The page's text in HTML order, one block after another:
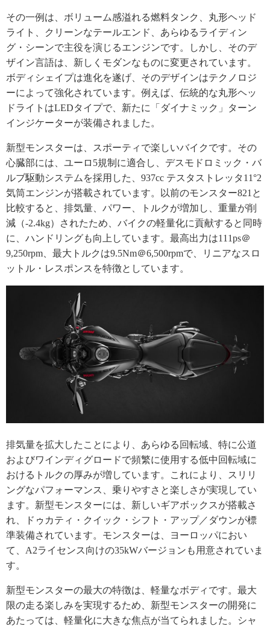
その一例は、ボリューム感溢れる燃料タンク、丸形ヘッド
ライト、クリーンなテールエンド、あらゆるライディン
グ・シーンで主役を演じるエンジンです。しかし、そのデ
ザイン言語は、新しくモダンなものに変更されています。
ボディシェイプは進化を遂げ、そのデザインはテクノロジ
ーによって強化されています。例えば、伝統的な丸形ヘッ
ドライトはLEDタイプで、新たに「ダイナミック」ターン
インジケーターが装備されました。
新型モンスターは、スポーティで楽しいバイクです。その
心臓部には、ユーロ5規制に適合し、デスモドロミック・バ
ルブ駆動システムを採用した、937cc テスタストレッタ11°2
気筒エンジンが搭載されています。以前のモンスター821と
比較すると、排気量、パワー、トルクが増加し、重量が削
減（-2.4kg）されたため、バイクの軽量化に貢献すると同時
に、ハンドリングも向上しています。最高出力は111ps＠
9,250rpm、最大トルクは9.5Nm＠6,500rpmで、リニアなスロ
ットル・レスポンスを特徴としています。
排気量を拡大したことにより、あらゆる回転域、特に公道
およびワインディグロードで頻繁に使用する低中回転域に
おけるトルクの厚みが増しています。これにより、スリリ
ングなパフォーマンス、乗りやすさと楽しさが実現してい
ます。新型モンスターには、新しいギアボックスが搭載さ
れ、ドゥカティ・クイック・シフト・アップ／ダウンが標
準装備されています。モンスターは、ヨーロッパにおい
て、A2ライセンス向けの35kWバージョンも用意されていま
す。
新型モンスターの最大の特徴は、軽量なボディです。最大
限の走る楽しみを実現するため、新型モンスターの開発に
あたっては、軽量化に大きな焦点が当てられました。シャ